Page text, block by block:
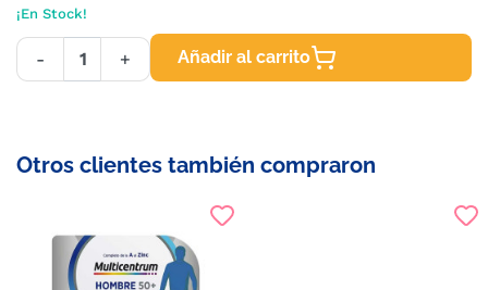
¡En Stock!
- + Añadir al carrito
Otros clientes también compraron